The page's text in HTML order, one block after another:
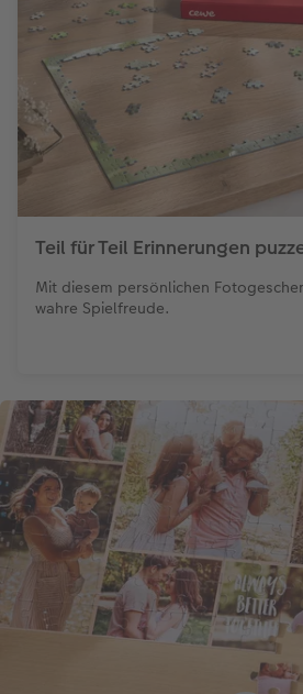
Teil für Teil Erinnerungen
Mit diesem persönlichen
wahre Spielfreude.